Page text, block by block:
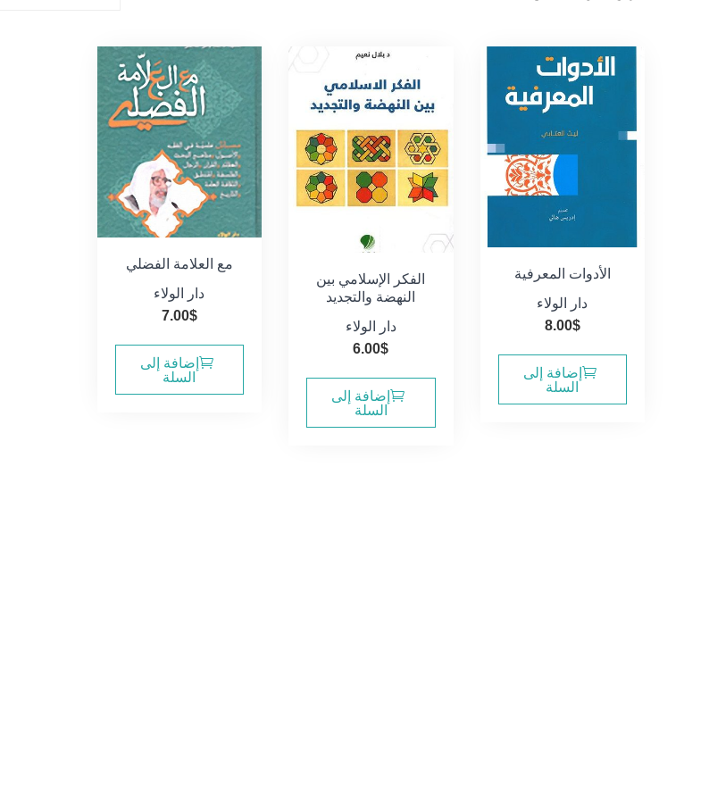
الأحدث
الأدوات المعرفية
دار الولاء
8.00$
إضافة إلى
السلة
الفكر الإسلامي بين
النهضة والتجديد
دار الولاء
6.00$
إضافة إلى
السلة
مع العلامة الفضلي
دار الولاء
7.00$
إضافة إلى
السلة